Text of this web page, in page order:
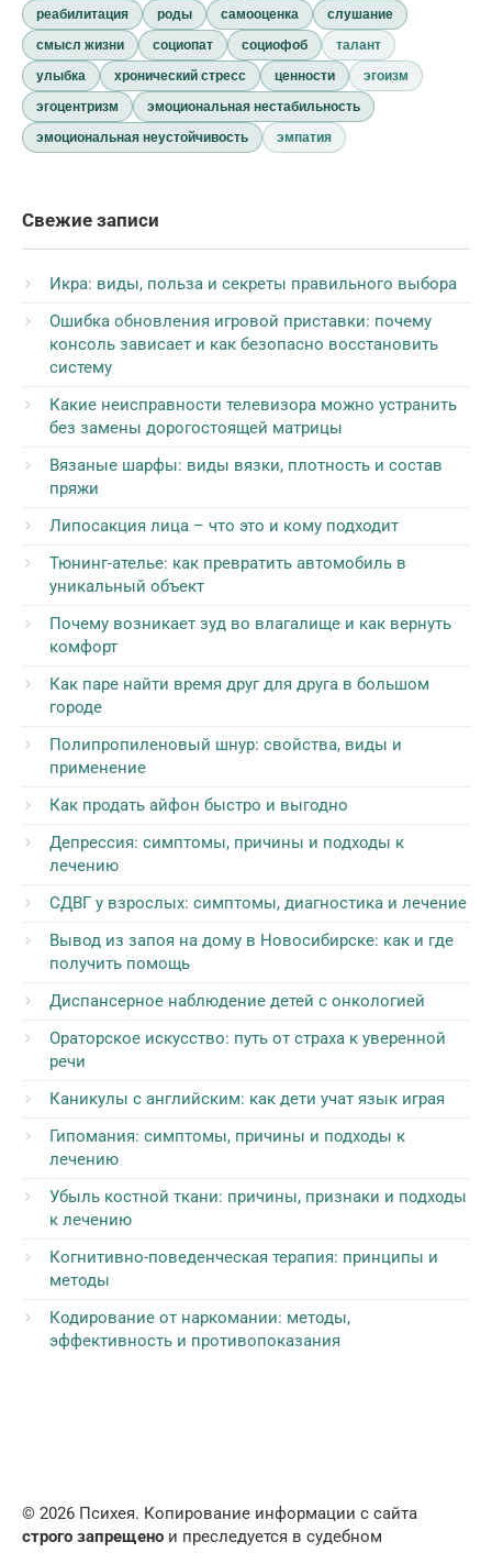
реабилитация
роды самооценка
слушание
смысл жизни
социопат социофоб
талант
улыбка
хронический стресс ценности
эгоизм
эгоцентризм
эмоциональная нестабильность
эмоциональная неустойчивость
эмпатия
Свежие записи
Икра: виды, польза и секреты правильного выбора
Ошибка обновления игровой приставки: почему
консоль зависает и как безопасно восстановить
систему
Какие неисправности телевизора можно устранить
без замены дорогостоящей матрицы
Вязаные шарфы: виды вязки, плотность и состав
пряжи
Липосакция лица – что это и кому подходит
Тюнинг-ателье: как превратить автомобиль в
уникальный объект
Почему возникает зуд во влагалище и как вернуть
комфорт
Как паре найти время друг для друга в большом
городе
Полипропиленовый шнур: свойства, виды и
применение
Как продать айфон быстро и выгодно
Депрессия: симптомы, причины и подходы к
лечению
СДВГ у взрослых: симптомы, диагностика и лечение
Вывод из запоя на дому в Новосибирске: как и где
получить помощь
Диспансерное наблюдение детей с онкологией
Ораторское искусство: путь от страха к уверенной
речи
Каникулы с английским: как дети учат язык играя
Гипомания: симптомы, причины и подходы к
лечению
Убыль костной ткани: причины, признаки и подходы
к лечению
Когнитивно-поведенческая терапия: принципы и
методы
Кодирование от наркомании: методы,
эффективность и противопоказания
© 2026 Психея. Копирование информации с сайта
строго запрещено и преследуется в судебном